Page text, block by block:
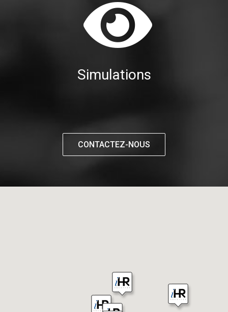
Simulations
CONTACTEZ-NOUS